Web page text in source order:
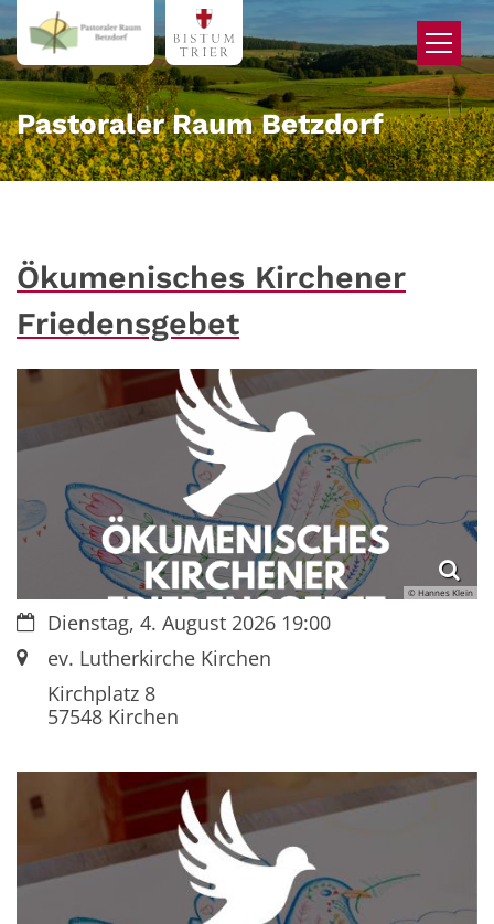
Zum Inhalt springen
Pastoraler Raum Betzdorf
Ökumenisches Kirchener
Friedensgebet
© Hannes Klein
Datum:Dienstag, 4. August 2026 19:00
Ort:ev. Lutherkirche Kirchen
Kirchplatz 8
57548Kirchen